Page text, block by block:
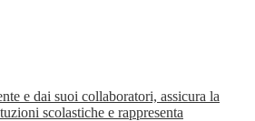
e dai suoi collaboratori, assicura la
scolastiche e rappresenta